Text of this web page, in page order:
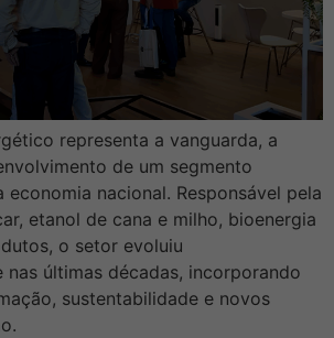
representa a vanguarda, a
de um segmento
nacional. Responsável pela
etanol de cana e milho, bioenergia
o setor evoluiu
nas últimas décadas, incorporando
sustentabilidade e novos